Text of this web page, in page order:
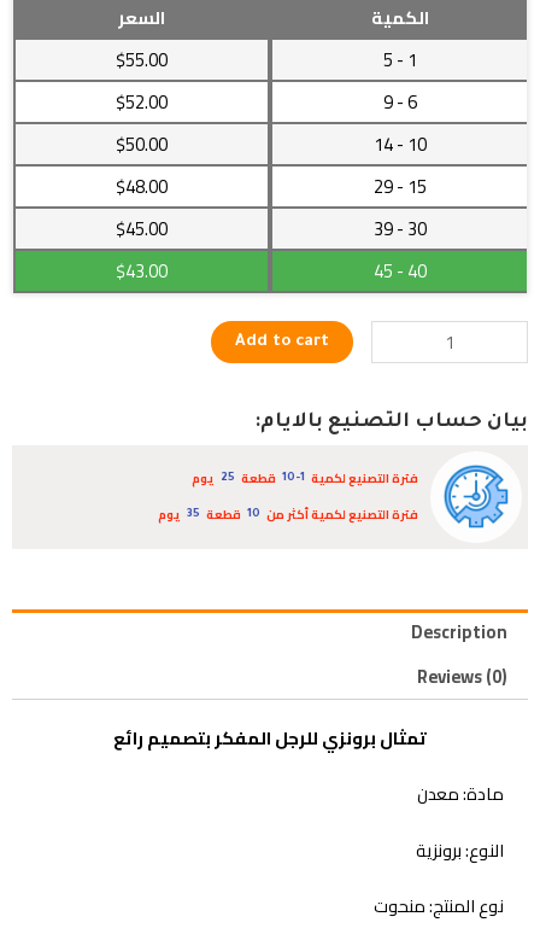
الكمية
السعر
1
- 5
$55.00
6
- 9
$52.00
10
- 14
$50.00
15
- 29
$48.00
30
- 39
$45.00
40
- 45
$43.00
برونزي
المفكر
بتصميم
quantity
Add to cart
بيان حساب التصنيع بالايام:
فترة التصنيع لكمية 10-1 قطعة 25
يوم
فترة التصنيع لكمية أكثر من
10 قطعة 35 يوم
Description
Reviews (0)
تمثال برونزي للرجل المفكر بتصميم رائع
مادة: معدن
النوع: برونزية
نوع المنتج: منحوت